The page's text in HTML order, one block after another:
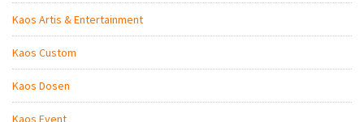
Kaos Artis & Entertainment
Kaos Custom
Kaos Dosen
Kaos Event